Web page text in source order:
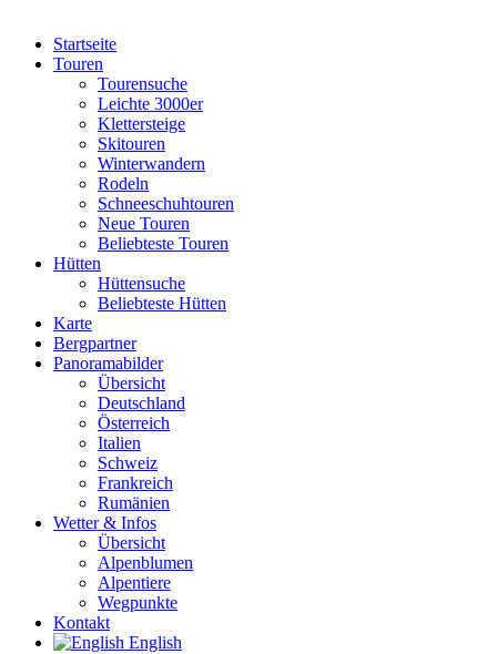
Startseite
Touren
Tourensuche
Leichte 3000er
Klettersteige
Skitouren
Winterwandern
Rodeln
Schneeschuhtouren
Neue Touren
Beliebteste Touren
Hütten
Hüttensuche
Beliebteste Hütten
Karte
Bergpartner
Panoramabilder
Übersicht
Deutschland
Österreich
Italien
Schweiz
Frankreich
Rumänien
Wetter & Infos
Übersicht
Alpenblumen
Alpentiere
Wegpunkte
Kontakt
English